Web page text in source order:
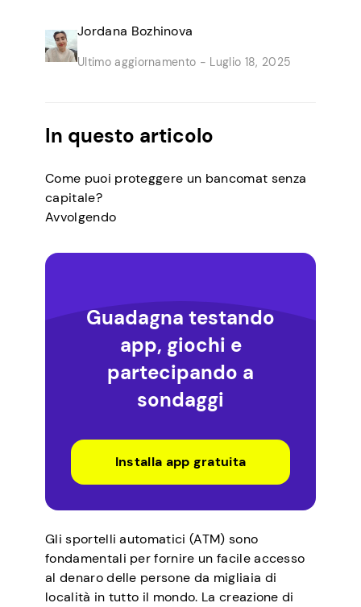
Jordana Bozhinova
Ultimo aggiornamento - Luglio 18, 2025
In questo articolo
Come puoi proteggere un bancomat senza
capitale?
Avvolgendo
Guadagna testando
app, giochi e
partecipando a
sondaggi
Installa app gratuita
Gli sportelli automatici (ATM) sono
fondamentali per fornire un facile accesso
al denaro delle persone da migliaia di
località in tutto il mondo. La creazione di